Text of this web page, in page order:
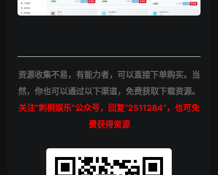
资源收集不易，有能力者，可以直接下单购买。当
然，你也可以通过以下渠道，免费获取下载资源。
关注“刺桐娱乐”公众号，回复“2511284”，也可免
费获得资源